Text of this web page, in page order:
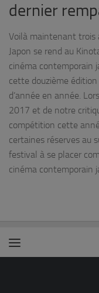
dernier
Voilà maintenant trois
Japon se rend au
cinéma contemporain
cette douzième
d’année en année.
2017 et de notre
compétition cette
certaines réserves au
festival à se placer
cinéma contemporain